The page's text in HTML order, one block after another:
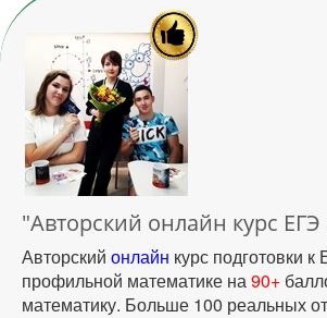
"Авторский онлайн курс ЕГЭ
Авторский онлайн курс подготовки
профильной математике на90+
математику. Больше 100 реальных